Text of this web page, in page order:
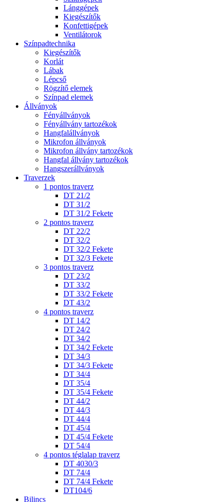
Lánggépek
Kiegészítők
Konfettigépek
Ventilátorok
Színpadtechnika
Kiegészítők
Korlát
Lábak
Lépcső
Rögzítő elemek
Színpad elemek
Állványok
Fényállványok
Fényállvány tartozékok
Hangfalállványok
Mikrofon állványok
Mikrofon állvány tartozékok
Hangfal állvány tartozékok
Hangszerállványok
Traverzek
1 pontos traverz
DT 21/2
DT 31/2
DT 31/2 Fekete
2 pontos traverz
DT 22/2
DT 32/2
DT 32/2 Fekete
DT 32/3 Fekete
3 pontos traverz
DT 23/2
DT 33/2
DT 33/2 Fekete
DT 43/2
4 pontos traverz
DT 14/2
DT 24/2
DT 34/2
DT 34/2 Fekete
DT 34/3
DT 34/3 Fekete
DT 34/4
DT 35/4
DT 35/4 Fekete
DT 44/2
DT 44/3
DT 44/4
DT 45/4
DT 45/4 Fekete
DT 54/4
4 pontos téglalap traverz
DT 4030/3
DT 74/4
DT 74/4 Fekete
DT104/6
Bilincs